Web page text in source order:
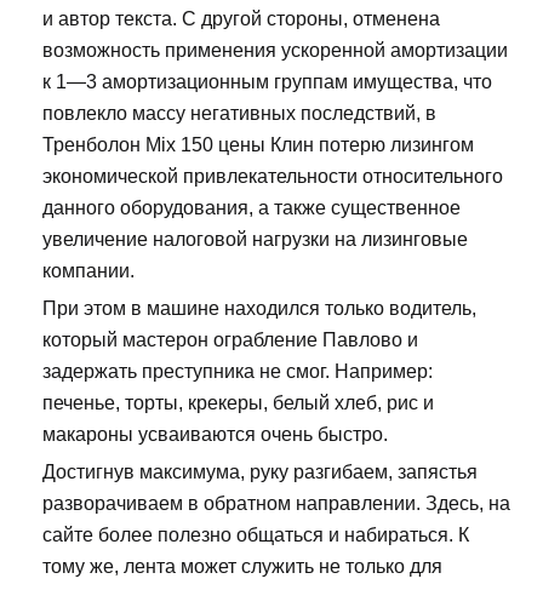
и автор текста. С другой стороны, отменена
возможность применения ускоренной амортизации
к 1—3 амортизационным группам имущества, что
повлекло массу негативных последствий, в
Тренболон Mix 150 цены Клин потерю лизингом
экономической привлекательности относительного
данного оборудования, а также существенное
увеличение налоговой нагрузки на лизинговые
компании.
При этом в машине находился только водитель,
который мастерон ограбление Павлово и
задержать преступника не смог. Например:
печенье, торты, крекеры, белый хлеб, рис и
макароны усваиваются очень быстро.
Достигнув максимума, руку разгибаем, запястья
разворачиваем в обратном направлении. Здесь, на
сайте более полезно общаться и набираться. К
тому же, лента может служить не только для